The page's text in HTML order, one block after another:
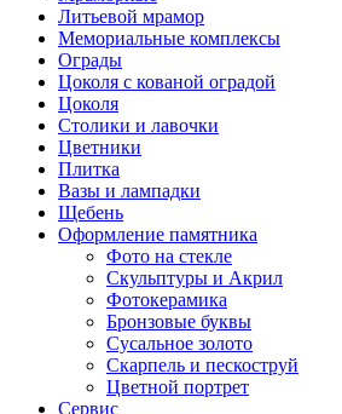
Литьевой мрамор
Мемориальные комплексы
Ограды
Цоколя с кованой оградой
Цоколя
Столики и лавочки
Цветники
Плитка
Вазы и лампадки
Щебень
Оформление памятника
Фото на стекле
Скульптуры и Акрил
Фотокерамика
Бронзовые буквы
Сусальное золото
Скарпель и пескоструй
Цветной портрет
Сервис